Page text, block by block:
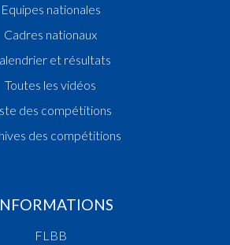
Equipes nationales
Cadres nationaux
et résultats
Toutes les vidéos
des compétitions
des compétitions
FLBB